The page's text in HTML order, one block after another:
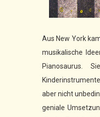
Aus New York
musikalische
Pianosaurus.
aber nicht
geniale